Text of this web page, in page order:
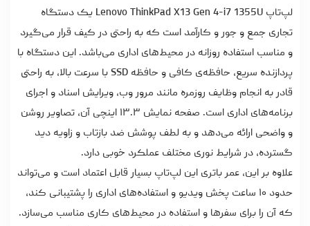
لپ‌تاپ Lenovo ThinkPad X13 Gen 4-i7 1355U یک دستگاه
تجاری جمع و جور و کارآمد است که به راحتی در کیف قرار می‌گیرد
و مناسب استفاده روزانه در محیط‌های اداری می‌باشد. این دستگاه با
پردازنده سریع، حافظه‌ی کافی و حافظه SSD با سرعت بالا، به راحتی
قادر به انجام وظایف روزمره مانند مرور وب، ویرایش اسناد و اجرای
برنامه‌های اداری است. صفحه نمایش ۱۳.۳ اینچی آن، تصاویر روشن
و واضحی ارائه می‌دهد و به لطف پوشش ضد بازتاب و زاویه دید
گسترده، در شرایط نوری مختلف عملکرد خوبی دارد.
علاوه بر این، عمر باتری این لپ‌تاپ بسیار قابل اعتماد است و می‌تواند
حدود ۱۰ ساعت پخش ویدیو و استفاده‌های اداری را پشتیبانی کند،
که آن را برای سفرها و استفاده در محیط‌های کاری مناسب می‌سازد.